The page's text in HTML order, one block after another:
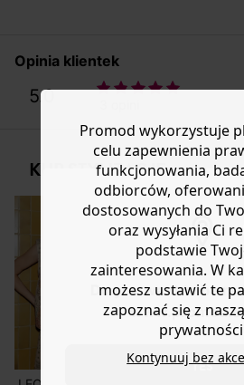
Do you want to be
YES
każdej garderoby.. Miękki, elastyczny
Opinia klientek
5.0
KUP STYLIZACJĘ
Promod wykorzystuje
celu zapewnienia
funkcjonowania,
odbiorców,
dostosowanych do
oraz wysyłania Ci
podstawie
zainteresowania. W
możesz ustawić te
zapoznać się z
Kontynuuj bez